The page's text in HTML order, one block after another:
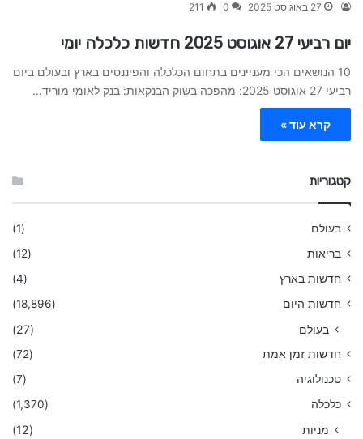
27 באוגוסט 2025 0
211
יום רביעי 27 אוגוסט 2025 חדשות כלכלה יומי
10 הנושאים הכי מעניינים בתחום הכלכלה והפיננסים בארץ ובעולם ביום
רביעי 27 אוגוסט 2025: מהפכה בשוק הבנקאות: בנק לאומי מוריד…
קרא עוד »
קטגוריות
בעולם
(1)
בריאות
(12)
חדשות בארץ
(4)
חדשות היום
(18,896)
בעולם (27)
חדשות זמן אמת
(72)
טכנולוגיה
(7)
כלכלה
(1,370)
מניות (12)